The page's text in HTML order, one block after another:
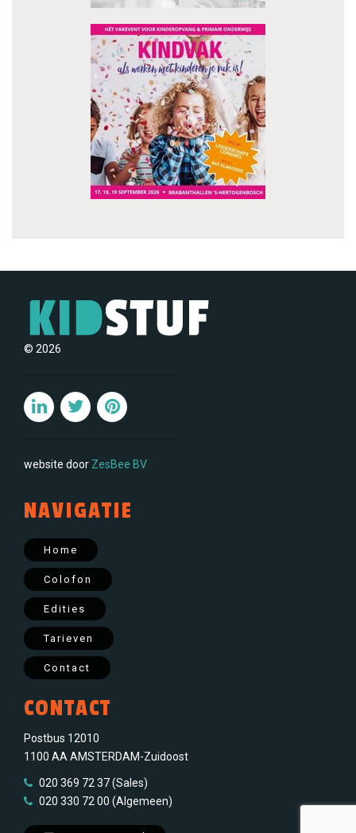
© 2026
website door ZesBee BV
NAVIGATIE
Home
Colofon
Edities
Tarieven
Contact
CONTACT
Postbus 12010
1100 AA AMSTERDAM-Zuidoost
020 369 72 37 (Sales)
020 330 72 00 (Algemeen)